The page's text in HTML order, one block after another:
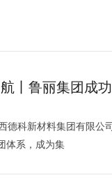
丨鲁丽集团成
德科新材料集团有限公
体系，成为集